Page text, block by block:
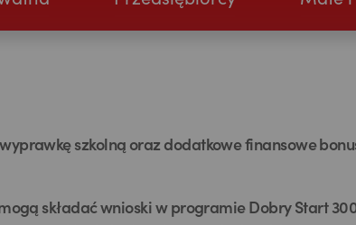
szkolną oraz dodatkowe finansowe
składać wnioski w programie Dobry Start